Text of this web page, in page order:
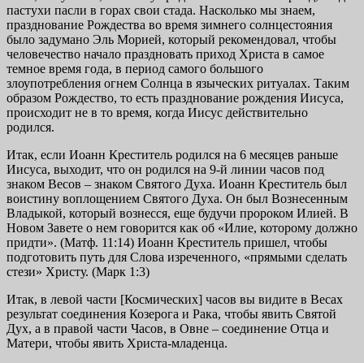
пастухи пасли в горах свои стада. Насколько мы знаем,
празднование Рождества во время зимнего солнцестояния
было задумано Эль Морией, который рекомендовал, чтобы
человечество начало праздновать приход Христа в самое
темное время года, в период самого большого
злоупотребления огнем Солнца в языческих ритуалах. Таким
образом Рождество, то есть празднование рождения Иисуса,
происходит не в то время, когда Иисус действительно
родился.
Итак, если Иоанн Креститель родился на 6 месяцев раньше
Иисуса, выходит, что он родился на 9-й линии часов под
знаком Весов – знаком Святого Духа. Иоанн Креститель был
воистину воплощением Святого Духа. Он был Вознесенным
Владыкой, который вознесся, еще будучи пророком Илией. В
Новом Завете о нем говорится как об «Илие, которому должно
придти». (Матф. 11:14) Иоанн Креститель пришел, чтобы
подготовить путь для Слова изреченного, «прямыми сделать
стези» Христу. (Марк 1:3)
Итак, в левой части [Космических] часов вы видите в Весах
результат соединения Козерога и Рака, чтобы явить Святой
Дух, а в правой части Часов, в Овне – соединение Отца и
Матери, чтобы явить Христа-младенца.